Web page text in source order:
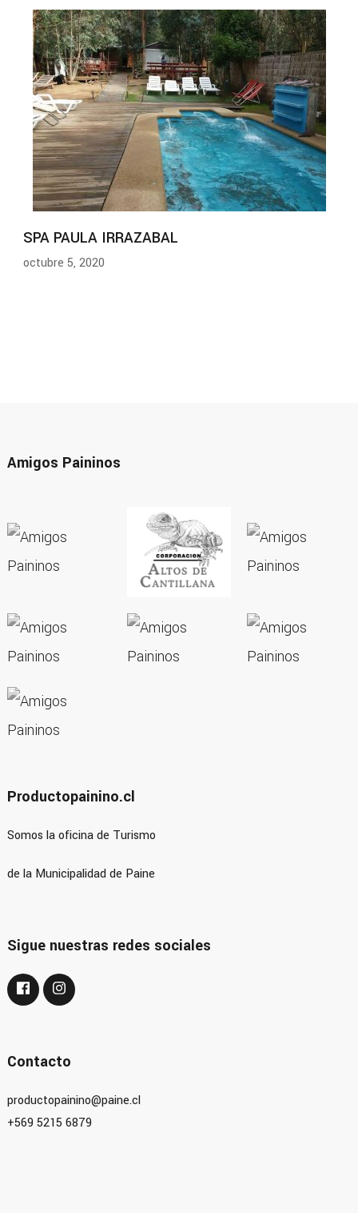
SPA PAULA IRRAZABAL
octubre 5, 2020
Amigos Paininos
Productopainino.cl
Somos la oficina de Turismo
de la Municipalidad de Paine
Sigue nuestras redes sociales
Contacto
productopainino@paine.cl
+569 5215 6879